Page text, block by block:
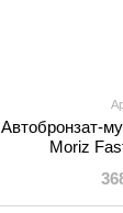
Автобронзат-
Moriz